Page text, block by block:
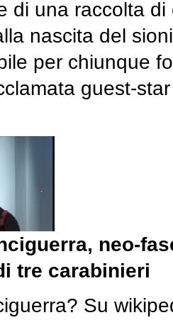
di una raccolta
nascita del
per chiunque
guest-
neo-
tre carabinieri
Su